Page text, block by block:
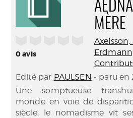
0avis
MÈRE
Edité par PAULSEN - paru en
Une somptueuse
monde en voie de
siècle, le nomadisme vit